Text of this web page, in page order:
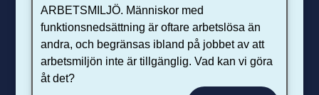
ARBETSMILJÖ. Människor med
funktionsnedsättning är oftare arbetslösa än
andra, och begränsas ibland på jobbet av att
arbetsmiljön inte är tillgänglig. Vad kan vi göra
åt det?